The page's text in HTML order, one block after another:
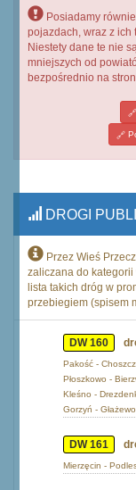
Posiadamy
pojazdach, wraz z ich
Niestety dane te nie
mniejszych od
bezpośrednio na
DROGI
Przez Wieś
zaliczana do
lista takich dróg w
przebiegiem (spisem
DW 160
Pakość -
Płoszkowo -
Kleśno -
Gorzyń -
DW 161
Mierzęcin -